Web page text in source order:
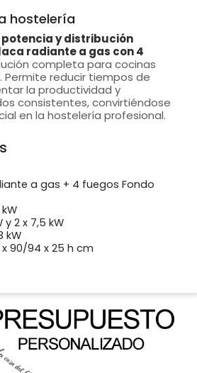
hostelería
y distribución
radiante a gas con 4
completa para cocinas
reducir tiempos de
la productividad y
consistentes, convirtiéndose
en la hostelería profesional.
a gas + 4 fuegos Fondo
y 2 x 7,5 kW
kW
x 90/94 x 25 h cm